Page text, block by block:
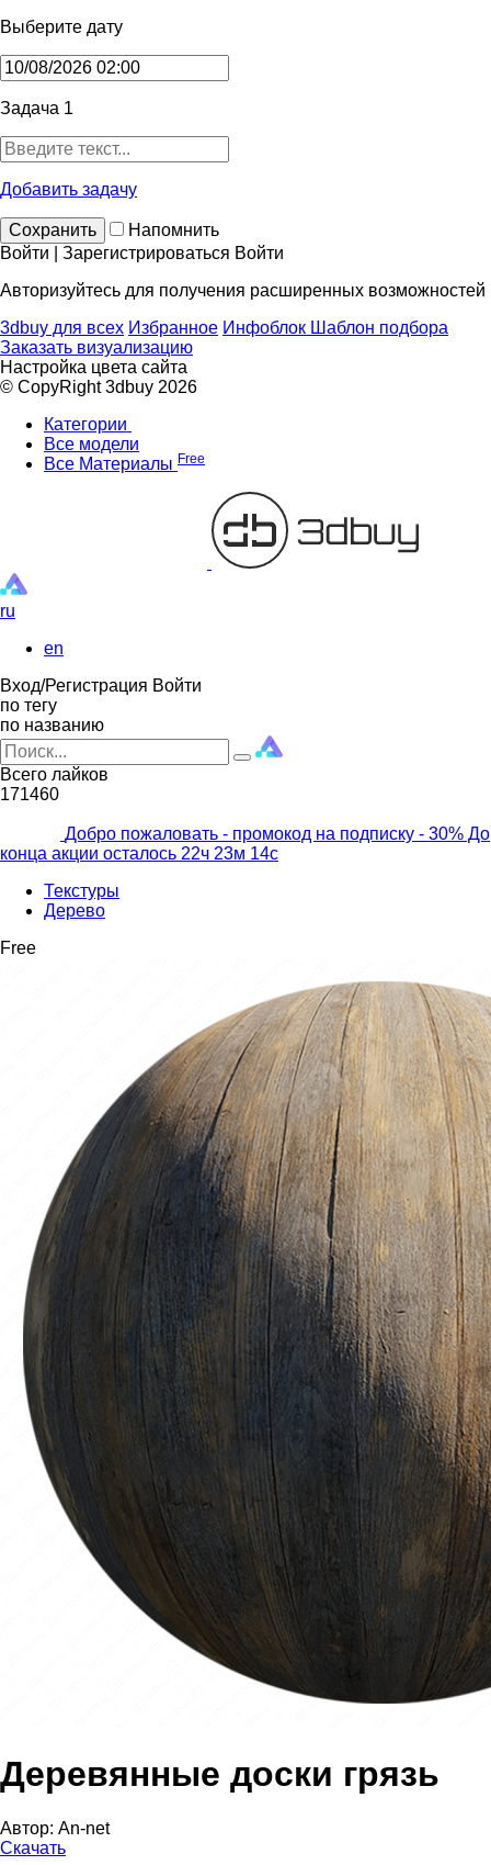
Выберите дату
Задача 1
Добавить задачу
Сохранить
Напомнить
Войти | Зарегистрироваться Войти
Авторизуйтесь для получения расширенных возможностей
3dbuy для всех Избранное Инфоблок Шаблон подбора
Заказать визуализацию
Настройка цвета сайта
© CopyRight 3dbuy 2026
Категории
Все модели
Все Материалы Free
ru
en
Вход/Регистрация Войти
по тегу
по названию
Всего лайков
171460
Добро пожаловать - промокод на подписку - 30% До
конца акции осталось 22ч 23м 12с
Текстуры
Дерево
Free
Деревянные доски грязь
Автор: An-net
Скачать